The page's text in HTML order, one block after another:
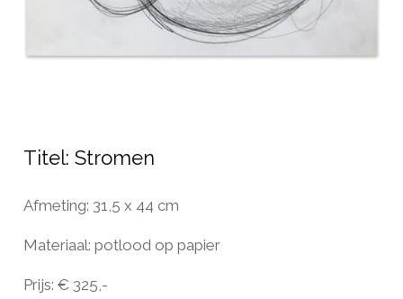
Titel: Stromen
Afmeting: 31,5 x 44 cm
Materiaal: potlood op papier
Prijs: € 325,-